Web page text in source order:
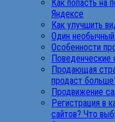
Как попасть на
Яндексе
Как улучшить
Один
Особенности
Поведенческие
Продающая
продаст
Продвижение
Регистрация в
сайтов? Что